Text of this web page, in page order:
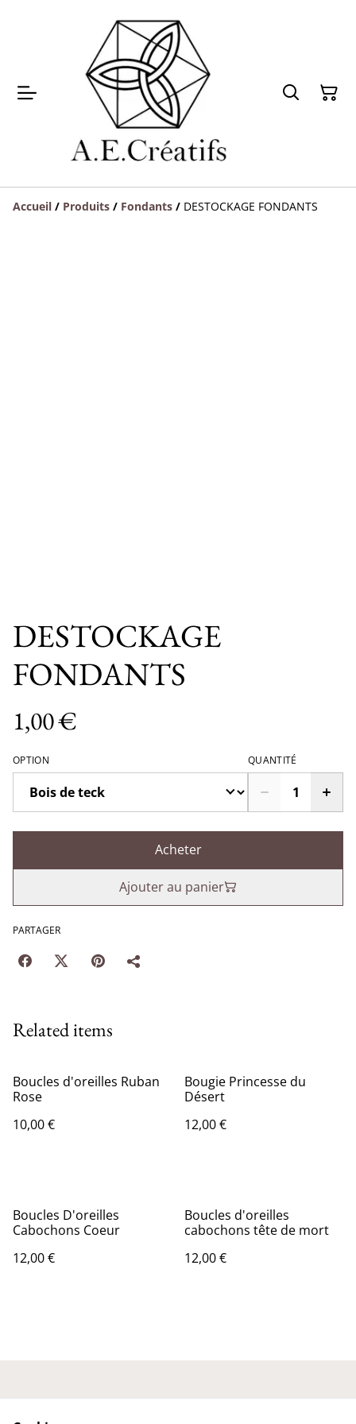
Accueil / Produits / Fondants / DESTOCKAGE FONDANTS
DESTOCKAGE
FONDANTS
1,00 €
OPTION QUANTITÉ
Acheter
Ajouter au panier
PARTAGER
Related items
Boucles d'oreilles Ruban
Rose
10,00 €
Bougie Princesse du
Désert
12,00 €
Boucles D'oreilles
Cabochons Coeur
12,00 €
Boucles d'oreilles
cabochons tête de mort
12,00 €